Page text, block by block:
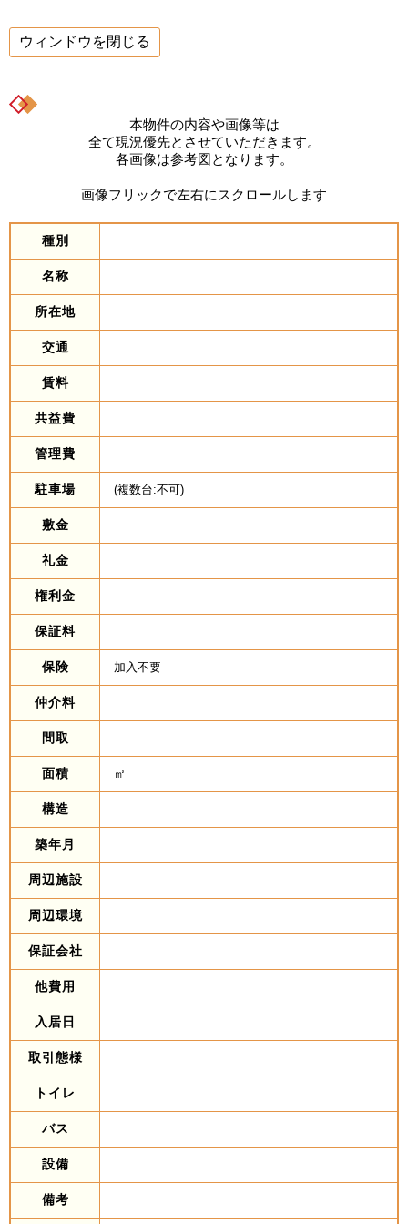
ウィンドウを閉じる
本物件の内容や画像等は
全て現況優先とさせていただきます。
各画像は参考図となります。
画像フリックで左右にスクロールします
種別
名称
所在地
交通
賃料
共益費
管理費
駐車場 (複数台:不可)
敷金
礼金
権利金
保証料
保険 加入不要
仲介料
間取
面積 ㎡
構造
築年月
周辺施設
周辺環境
保証会社
他費用
入居日
取引態様
トイレ
バス
設備
備考